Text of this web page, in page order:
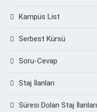
Kampüs List
Serbest Kürsü
Soru-Cevap
Staj İlanları
Süresi Dolan Staj İlanları